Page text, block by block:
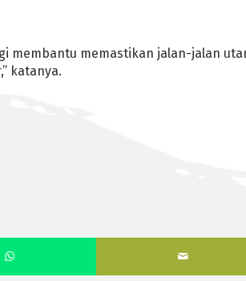
membantu memastikan jalan-jalan
katanya.